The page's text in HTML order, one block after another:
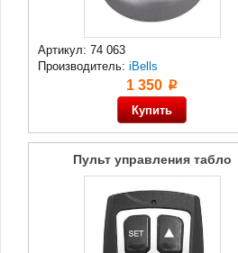
Артикул: 74 063
Производитель: iBells
1 350 p
Пульт управления табло